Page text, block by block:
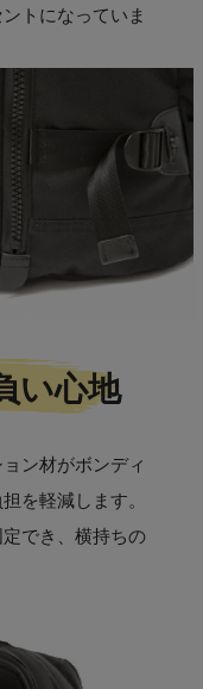
トになっていま
い心地
ン材がボンディ
を軽減します。
でき、横持ちの